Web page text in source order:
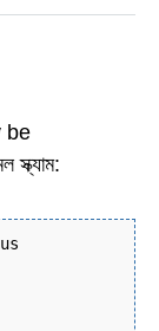
be
স্ক্যাম: